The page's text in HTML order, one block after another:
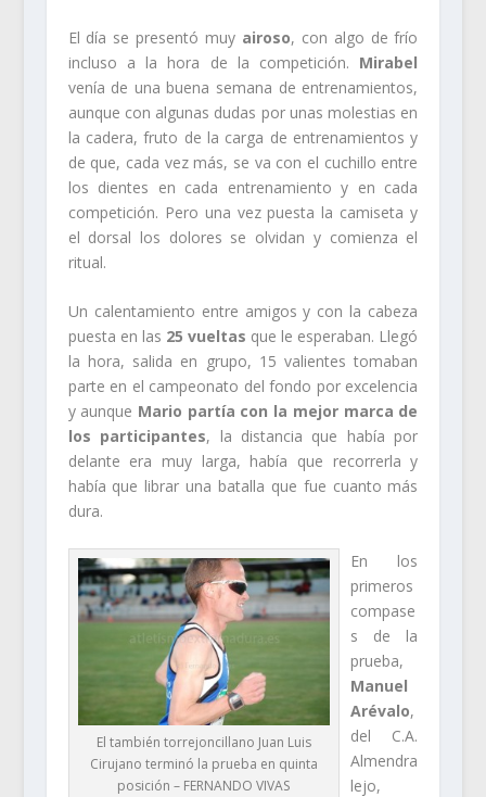
El día se presentó muy airoso, con algo de frío
incluso a la hora de la competición. Mirabel
venía de una buena semana de entrenamientos,
aunque con algunas dudas por unas molestias en
la cadera, fruto de la carga de entrenamientos y
de que, cada vez más, se va con el cuchillo entre
los dientes en cada entrenamiento y en cada
competición. Pero una vez puesta la camiseta y
el dorsal los dolores se olvidan y comienza el
ritual.
Un calentamiento entre amigos y con la cabeza
puesta en las 25 vueltas que le esperaban. Llegó
la hora, salida en grupo, 15 valientes tomaban
parte en el campeonato del fondo por excelencia
y aunque Mario partía con la mejor marca de
los participantes, la distancia que había por
delante era muy larga, había que recorrerla y
había que librar una batalla que fue cuanto más
dura.
El también torrejoncillano Juan Luis
Cirujano terminó la prueba en quinta
posición – FERNANDO VIVAS
En los
primeros
compase
s de la
prueba,
Manuel
Arévalo,
del C.A.
Almendra
lejo,